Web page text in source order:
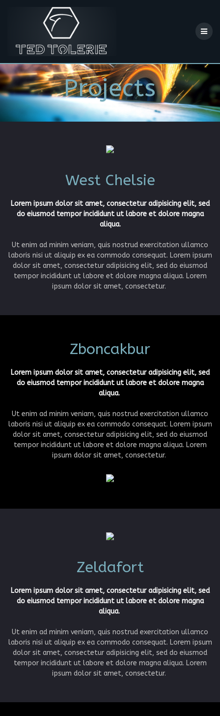
Projects
West Chelsie
Lorem ipsum dolor sit amet, consectetur adipisicing elit, sed
do eiusmod tempor incididunt ut labore et dolore magna
aliqua.
Ut enim ad minim veniam, quis nostrud exercitation ullamco
laboris nisi ut aliquip ex ea commodo consequat. Lorem ipsum
dolor sit amet, consectetur adipisicing elit, sed do eiusmod
tempor incididunt ut labore et dolore magna aliqua. Lorem
ipsum dolor sit amet, consectetur.
Zboncakbur
Lorem ipsum dolor sit amet, consectetur adipisicing elit, sed
do eiusmod tempor incididunt ut labore et dolore magna
aliqua.
Ut enim ad minim veniam, quis nostrud exercitation ullamco
laboris nisi ut aliquip ex ea commodo consequat. Lorem ipsum
dolor sit amet, consectetur adipisicing elit, sed do eiusmod
tempor incididunt ut labore et dolore magna aliqua. Lorem
ipsum dolor sit amet, consectetur.
Zeldafort
Lorem ipsum dolor sit amet, consectetur adipisicing elit, sed
do eiusmod tempor incididunt ut labore et dolore magna
aliqua.
Ut enim ad minim veniam, quis nostrud exercitation ullamco
laboris nisi ut aliquip ex ea commodo consequat. Lorem ipsum
dolor sit amet, consectetur adipisicing elit, sed do eiusmod
tempor incididunt ut labore et dolore magna aliqua. Lorem
ipsum dolor sit amet, consectetur.